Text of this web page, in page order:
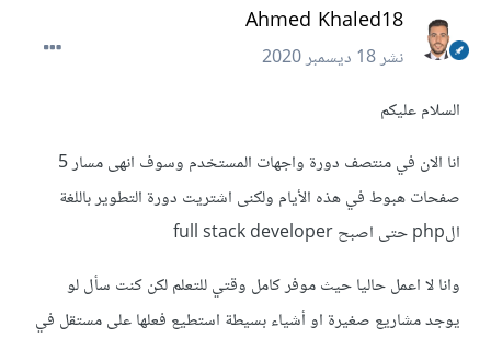
Ahmed Khaled18
نشر18 ديسمبر 2020
السلام عليكم
انا الان في منتصف دورة واجهات المستخدم وسوف انهى مسار 5
صفحات هبوط في هذه الأيام ولكنى اشتريت دورة التطوير باللغة
الphp حتى اصبح full stack developer
وانا لا اعمل حاليا حيث موفر كامل وقتي للتعلم لكن كنت سأل لو
يوجد مشاريع صغيرة او أشياء بسيطة استطيع فعلها على مستقل في